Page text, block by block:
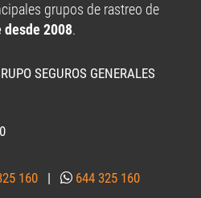
grupos de rastreo de
2008.
SEGUROS GENERALES
160 | 644 325 160